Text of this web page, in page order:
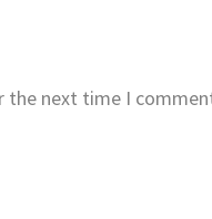
the next time I